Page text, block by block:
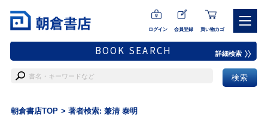
ログイン 会員登録 買い物カゴ
BOOK SEARCH 詳細検索
朝倉書店TOP 著者検索: 兼清 泰明